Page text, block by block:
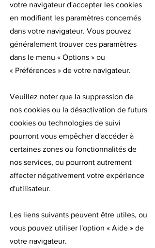
votre navigateur d'accepter les cookies
en modifiant les paramètres concernés
dans votre navigateur. Vous pouvez
généralement trouver ces paramètres
dans le menu « Options » ou
« Préférences » de votre navigateur.
Veuillez noter que la suppression de
nos cookies ou la désactivation de futurs
cookies ou technologies de suivi
pourront vous empêcher d'accéder à
certaines zones ou fonctionnalités de
nos services, ou pourront autrement
affecter négativement votre expérience
d'utilisateur.
Les liens suivants peuvent être utiles, ou
vous pouvez utiliser l'option « Aide » de
votre navigateur.